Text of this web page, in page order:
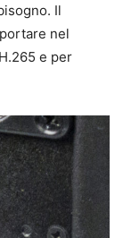
Il
nel
e per